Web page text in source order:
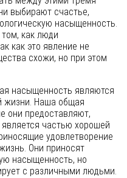
выбирают счастье,
насыщенность.
как люди
как это явление не
схожи, но при этом
насыщенность являются
жизни. Наша общая
они предоставляют,
частью хорошей
удовлетворение
Они приносят
насыщенность, но
с различными людьми.